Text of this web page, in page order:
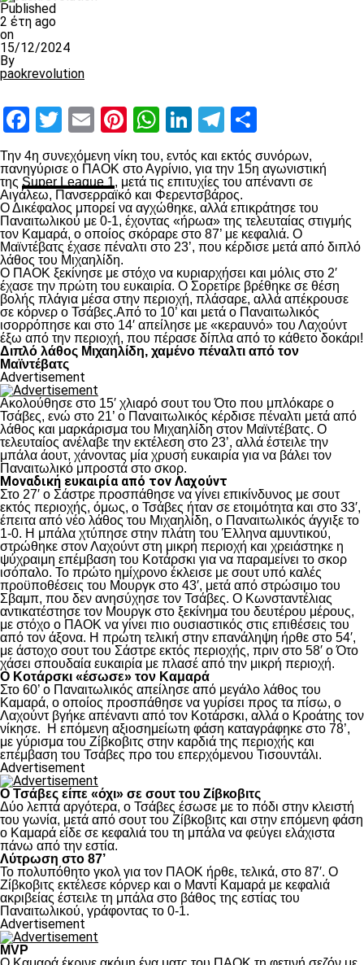
Published
2 έτη ago
on
15/12/2024
By
paokrevolution
Facebook
Twitter
EmailPinterest
WhatsApp
LinkedIn
Telegram
Την 4η συνεχόμενη νίκη του, εντός και εκτός συνόρων,
πανηγύρισε ο ΠΑΟΚ στο Αγρίνιο, για την 15η αγωνιστική
της Super League 1, μετά τις επιτυχίες του απέναντι σε
Αιγάλεω, Πανσερραϊκό και Φερεντσβάρος.
Ο Δικέφαλος μπορεί να αγχώθηκε, αλλά επικράτησε του
Παναιτωλικού με 0-1, έχοντας «ήρωα» της τελευταίας στιγμής
τον Καμαρά, ο οποίος σκόραρε στο 87’ με κεφαλιά. Ο
Μαϊντέβατς έχασε πέναλτι στο 23’, που κέρδισε μετά από διπλό
λάθος του Μιχαηλίδη.
Ο ΠΑΟΚ ξεκίνησε με στόχο να κυριαρχήσει και μόλις στο 2′
έχασε την πρώτη του ευκαιρία. Ο Σορετίρε βρέθηκε σε θέση
βολής πλάγια μέσα στην περιοχή, πλάσαρε, αλλά απέκρουσε
σε κόρνερ ο Τσάβες.Από το 10’ και μετά ο Παναιτωλικός
ισορρόπησε και στο 14′ απείλησε με «κεραυνό» του Λαχούντ
έξω από την περιοχή, που πέρασε δίπλα από το κάθετο δοκάρι!
Διπλό λάθος Μιχαηλίδη, χαμένο πέναλτι από τον
Μαϊντέβατς
Advertisement
Ακολούθησε στο 15′ χλιαρό σουτ του Ότο που μπλόκαρε ο
Τσάβες, ενώ στο 21’ ο Παναιτωλικός κέρδισε πέναλτι μετά από
λάθος και μαρκάρισμα του Μιχαηλίδη στον Μαϊντέβατς. Ο
τελευταίος ανέλαβε την εκτέλεση στο 23’, αλλά έστειλε την
μπάλα άουτ, χάνοντας μία χρυσή ευκαιρία για να βάλει τον
Παναιτωλικό μπροστά στο σκορ.
Μοναδική ευκαιρία από τον Λαχούντ
Στο 27′ ο Σάστρε προσπάθησε να γίνει επικίνδυνος με σουτ
εκτός περιοχής, όμως, ο Τσάβες ήταν σε ετοιμότητα και στο 33′,
έπειτα από νέο λάθος του Μιχαηλίδη, ο Παναιτωλικός άγγιξε το
1-0. Η μπάλα χτύπησε στην πλάτη του Έλληνα αμυντικού,
στρώθηκε στον Λαχούντ στη μικρή περιοχή και χρειάστηκε η
ψύχραιμη επέμβαση του Κοτάρσκι για να παραμείνει το σκορ
ισόπαλο. Το πρώτο ημίχρονο έκλεισε με σουτ υπό καλές
προϋποθέσεις του Μουργκ στο 43′, μετά από στρώσιμο του
Σβαμπ, που δεν ανησύχησε τον Τσάβες. Ο Κωνσταντέλιας
αντικατέστησε τον Μουργκ στο ξεκίνημα του δευτέρου μέρους,
με στόχο ο ΠΑΟΚ να γίνει πιο ουσιαστικός στις επιθέσεις του
από τον άξονα. Η πρώτη τελική στην επανάληψη ήρθε στο 54′,
με άστοχο σουτ του Σάστρε εκτός περιοχής, πριν στο 58′ ο Ότο
χάσει σπουδαία ευκαιρία με πλασέ από την μικρή περιοχή.
Ο Κοτάρσκι «έσωσε» τον Καμαρά
Στο 60’ ο Παναιτωλικός απείλησε από μεγάλο λάθος του
Καμαρά, ο οποίος προσπάθησε να γυρίσει προς τα πίσω, ο
Λαχούντ βγήκε απέναντι από τον Κοτάρσκι, αλλά ο Κροάτης τον
νίκησε. Η επόμενη αξιοσημείωτη φάση καταγράφηκε στο 78’,
με γύρισμα του Ζίβκοβιτς στην καρδιά της περιοχής και
επέμβαση του Τσάβες προ του επερχόμενου Τισουντάλι.
Advertisement
Ο Τσάβες είπε «όχι» σε σουτ του Ζίβκοβιτς
Δύο λεπτά αργότερα, ο Τσάβες έσωσε με το πόδι στην κλειστή
του γωνία, μετά από σουτ του Ζίβκοβιτς και στην επόμενη φάση
ο Καμαρά είδε σε κεφαλιά του τη μπάλα να φεύγει ελάχιστα
πάνω από την εστία.
Λύτρωση στο 87’
Το πολυπόθητο γκολ για τον ΠΑΟΚ ήρθε, τελικά, στο 87′. Ο
Ζίβκοβιτς εκτέλεσε κόρνερ και ο Μαντί Καμαρά με κεφαλιά
ακριβείας έστειλε τη μπάλα στο βάθος της εστίας του
Παναιτωλικού, γράφοντας το 0-1.
Advertisement
MVP